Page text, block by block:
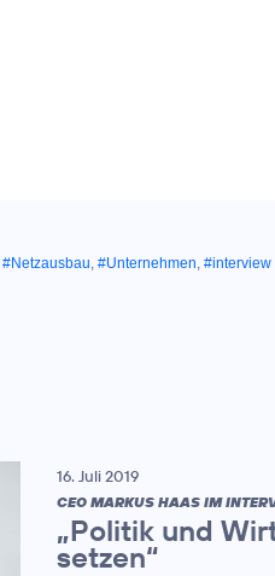
#Netzausbau, #Unternehmen, #interview
16. Juli 2019
CEO MARKUS HAAS IM
„Politik und
setzen“